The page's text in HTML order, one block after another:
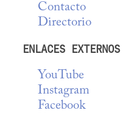
Contacto
Directorio
ENLACES EXTERNOS
YouTube
Instagram
Facebook